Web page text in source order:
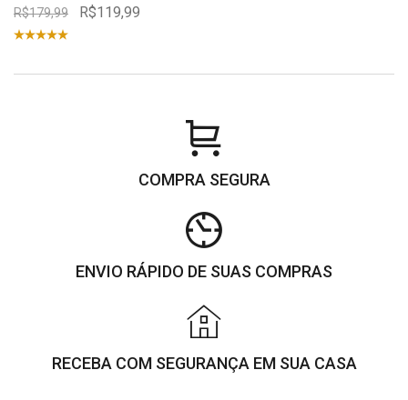
R$179,99 R$119,99
COMPRA SEGURA
ENVIO RÁPIDO DE SUAS COMPRAS
RECEBA COM SEGURANÇA EM SUA CASA